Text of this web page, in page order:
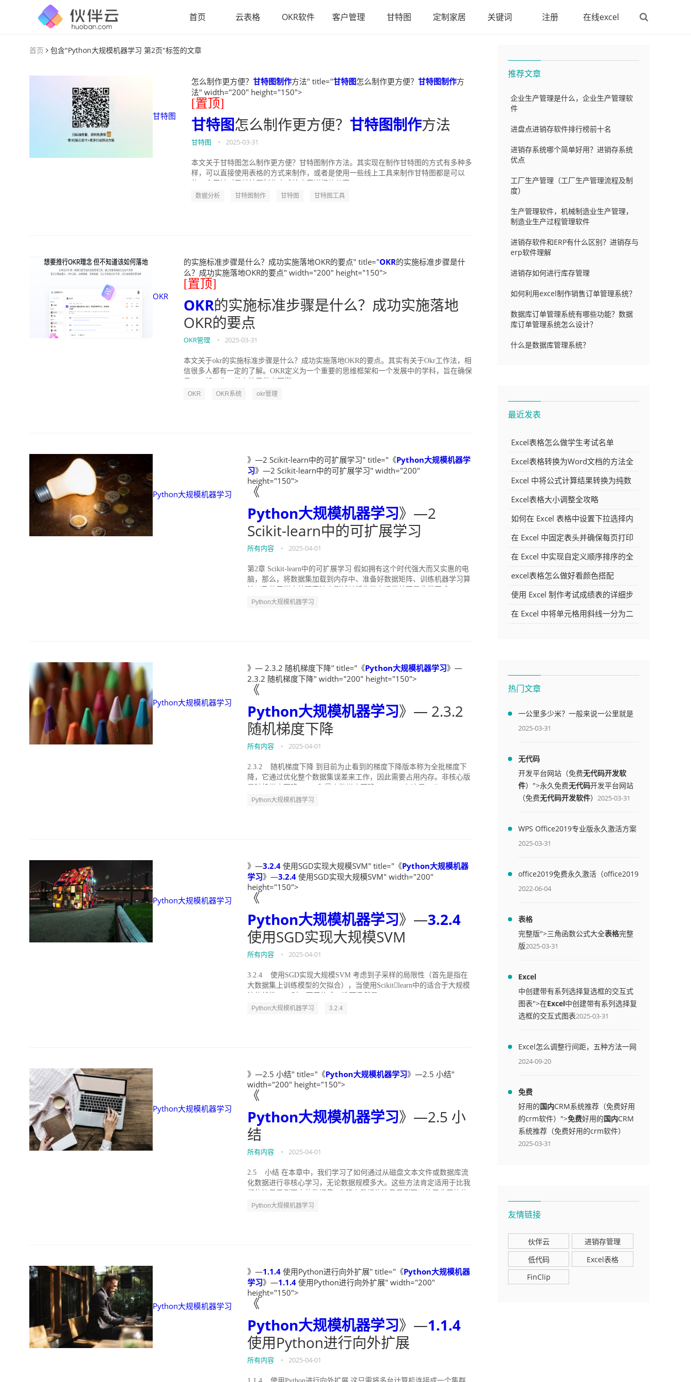
首页 云表格 OKR软件 客户管理 甘特图 定制家居 关键词 注册 在线excel
首页 包含"Python大规模机器学习 第2页"标签的文章
甘特图
怎么制作更方便？ 甘特图制作方法" title="甘特图怎么制作更方便？ 甘特图制作方
法" width="200" height="150">
[置顶]
甘特图怎么制作更方便？ 甘特图制作方法
甘特图 • 2025-03-31
本文关于甘特图怎么制作更方便？甘特图制作方法。其实现在制作甘特图的方式有多种多
样，可以直接使用表格的方式来制作，或者是使用一些线上工具来制作甘特图都是可以
数据分析 甘特图制作 甘特图 甘特图工具
OKR
的实施标准步骤是什么？成功实施落地OKR的要点" title="OKR的实施标准步骤是什
么？成功实施落地OKR的要点" width="200" height="150">
[置顶]
OKR的实施标准步骤是什么？成功实施落地
OKR的要点
OKR管理 • 2025-03-31
本文关于okr的实施标准步骤是什么？成功实施落地OKR的要点。其实有关于Okr工作法，相
信很多人都有一定的了解。OKR定义为一个重要的思维框架和一个发展中的学科，旨在确保
OKR OKR系统 okr管理
Python大规模机器学习
》—2 Scikit-learn中的可扩展学习" title="《Python大规模机器学
习》—2 Scikit-learn中的可扩展学习" width="200"
height="150">
《
Python大规模机器学习》—2
Scikit-learn中的可扩展学习
所有内容 • 2025-04-01
第2章 Scikit-learn中的可扩展学习 假如拥有这个时代强大而又实惠的电
脑，那么，将数据集加载到内存中、准备好数据矩阵、训练机器学习算
Python大规模机器学习
Python大规模机器学习
》— 2.3.2 随机梯度下降" title="《Python大规模机器学习》—
2.3.2 随机梯度下降" width="200" height="150">
《
Python大规模机器学习》— 2.3.2
随机梯度下降
所有内容 • 2025-04-01
2.3.2 随机梯度下降 到目前为止看到的梯度下降版本称为全批梯度下
降，它通过优化整个数据集误差来工作，因此需要占用内存。非核心版
Python大规模机器学习
Python大规模机器学习
》—3.2.4 使用SGD实现大规模SVM" title="《Python大规模机器
学习》—3.2.4 使用SGD实现大规模SVM" width="200"
height="150">
《
Python大规模机器学习》—3.2.4
使用SGD实现大规模SVM
所有内容 • 2025-04-01
3.2.4 使用SGD实现大规模SVM 考虑到子采样的局限性（首先是指在
大数据集上训练模型的欠拟合），当使用Scikitlearn中的适合于大规模
Python大规模机器学习 3.2.4
Python大规模机器学习
》—2.5 小结" title="《Python大规模机器学习》—2.5 小结"
width="200" height="150">
《
Python大规模机器学习》—2.5 小
结
所有内容 • 2025-04-01
2.5 小结 在本章中，我们学习了如何通过从磁盘文本文件或数据库流
化数据进行非核心学习，无论数据规模多大。这些方法肯定适用于比我
强...
Python大规模机器学习
Python大规模机器学习
》—1.1.4 使用Python进行向外扩展" title="《Python大规模机器
学习》—1.1.4 使用Python进行向外扩展" width="200"
height="150">
《
Python大规模机器学习》—1.1.4
使用Python进行向外扩展
所有内容 • 2025-04-01
推荐文章
企业生产管理是什么，企业生产管理软
件
进盘点进销存软件排行榜前十名
进销存系统哪个简单好用？进销存系统
优点
工厂生产管理（工厂生产管理流程及制
度）
生产管理软件，机械制造业生产管理，
制造业生产过程管理软件
进销存软件和ERP有什么区别？进销存与
erp软件理解
进销存如何进行库存管理
如何利用excel制作销售订单管理系统？
数据库订单管理系统有哪些功能？数据
库订单管理系统怎么设计？
什么是数据库管理系统？
最近发表
Excel表格怎么做学生考试名单
Excel表格转换为Word文档的方法全
解析
Excel 中将公式计算结果转换为纯数
字的多种方法
Excel表格大小调整全攻略
如何在 Excel 表格中设置下拉选择内
容
在 Excel 中固定表头并确保每页打印
时都显示表头的方法详解
在 Excel 中实现自定义顺序排序的全
面指南
excel表格怎么做好看颜色搭配
使用 Excel 制作考试成绩表的详细步
骤及技巧
在 Excel 中将单元格用斜线一分为二
热门文章
一公里多少米？一般来说一公里就是
1000米
2025-03-31
无代码
开发平台网站（免费无代码开发软
件）">永久免费无代码开发平台网站
（免费无代码开发软件） 2025-03-31
WPS Office2019专业版永久激活方案
(附终身授权序列号)
2025-03-31
office2019免费永久激活（office2019
免费永久激活码）
2022-06-04
表格
完整版">三角函数公式大全表格完整
版2025-03-31
Excel
中创建带有系列选择复选框的交互式
图表">在Excel中创建带有系列选择复
选框的交互式图表2025-03-31
Excel怎么调整行间距，五种方法一网
打尽
2024-09-20
免费
好用的国内CRM系统推荐（免费好用
的crm软件）">免费好用的国内CRM
系统推荐（免费好用的crm软件）
2025-03-31
友情链接
伙伴云
进销存管理
低代码
Excel表格
FinClip